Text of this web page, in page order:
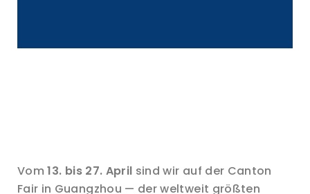
Vom13. bis 27. April sind wir auf der Canton
Fair in Guangzhou — der weltweit größten